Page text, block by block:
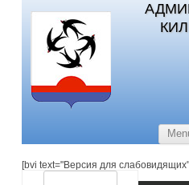
[bvi text="Версия для